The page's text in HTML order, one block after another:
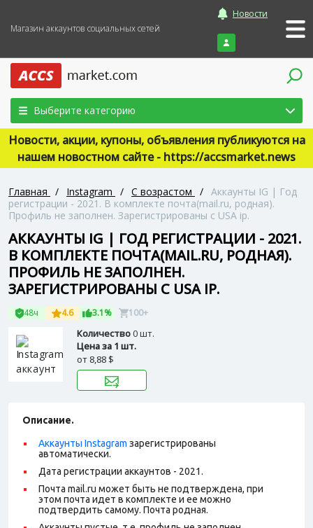
Магазин аккаунтов социальных сетей
Новости
Войти
Выберите категорию
Новости, акции, купоны, объявления публикуются на
нашем новостном сайте - https://accsmarket.news
Главная / Instagram / С возрастом / Аккаунты IG | Год
регистрации - 2021. В комплекте почта(mail.ru, родная).
Профиль не заполнен. Зарегистрированы с USA ip.
АККАУНТЫ IG | ГОД РЕГИСТРАЦИИ - 2021.
В КОМПЛЕКТЕ ПОЧТА(MAIL.RU, РОДНАЯ).
ПРОФИЛЬ НЕ ЗАПОЛНЕН.
ЗАРЕГИСТРИРОВАНЫ С USA IP.
48ч 4.6 3.1% 100+
Количество0 шт.
Цена за 1 шт.
от 8,88 $
Описание.
Аккаунты Instagram зарегистрированы
автоматически.
Дата регистрации аккаунтов - 2021.
Почта mail.ru может быть не подтверждена, при
этом почта идет в комплекте и ее можно
подтвердить самому. Почта родная.